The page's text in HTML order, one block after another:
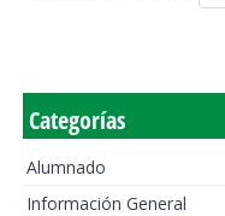
Categorías
Alumnado
Información General